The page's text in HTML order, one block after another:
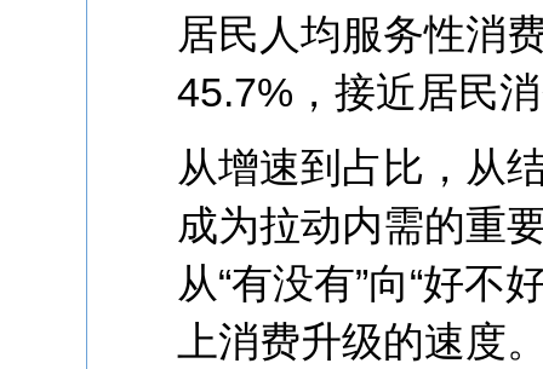
居民人均服务性消
45.7%，接近居民
从增速到占比，从
成为拉动内需的重
从“有没有”向“好不
上消费升级的速度